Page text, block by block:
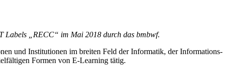
Labels „RECC“ im Mai 2018 durch das bmbwf.
und Institutionen im breiten Feld der Informatik, der Informations-
Formen von E-Learning tätig.